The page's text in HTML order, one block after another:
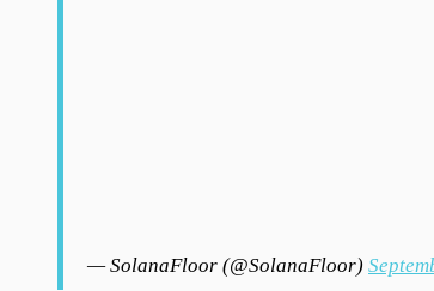
— SolanaFloor (@SolanaFloor)